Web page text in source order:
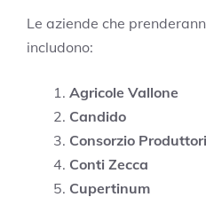
Le aziende che
includono:
Agricole Vallone
Candido
Consorzio
Conti Zecca
Cupertinum